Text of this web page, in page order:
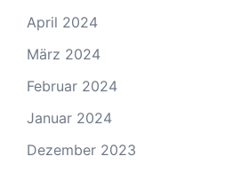
April 2024
März 2024
Februar 2024
Januar 2024
Dezember 2023